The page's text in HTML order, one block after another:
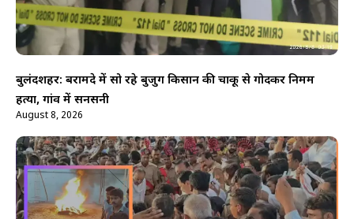
बुलंदशहर: बरामदे में सो रहे बुजुर्ग किसान की चाकू से गोदकर निर्मम
हत्या, गांव में सनसनी
August 8, 2026